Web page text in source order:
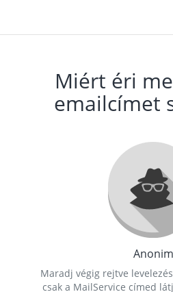
Miért éri
emailcímet
Anonim
Maradj végig rejtve
csak a MailService címed